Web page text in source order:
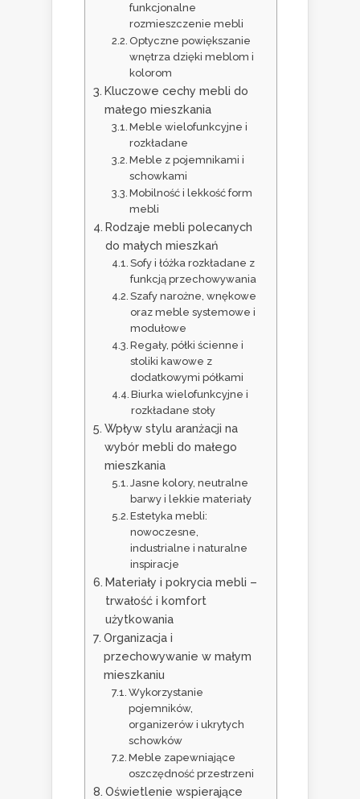
funkcjonalne
rozmieszczenie mebli
Optyczne powiększanie
wnętrza dzięki meblom i
kolorom
Kluczowe cechy mebli do
małego mieszkania
Meble wielofunkcyjne i
rozkładane
Meble z pojemnikami i
schowkami
Mobilność i lekkość form
mebli
Rodzaje mebli polecanych
do małych mieszkań
Sofy i łóżka rozkładane z
funkcją przechowywania
Szafy narożne, wnękowe
oraz meble systemowe i
modułowe
Regały, półki ścienne i
stoliki kawowe z
dodatkowymi półkami
Biurka wielofunkcyjne i
rozkładane stoły
Wpływ stylu aranżacji na
wybór mebli do małego
mieszkania
Jasne kolory, neutralne
barwy i lekkie materiały
Estetyka mebli:
nowoczesne,
industrialne i naturalne
inspiracje
Materiały i pokrycia mebli –
trwałość i komfort
użytkowania
Organizacja i
przechowywanie w małym
mieszkaniu
Wykorzystanie
pojemników,
organizerów i ukrytych
schowków
Meble zapewniające
oszczędność przestrzeni
Oświetlenie wspierające